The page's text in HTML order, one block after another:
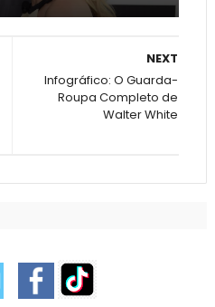
NEXT
Infográfico: O Guarda-
Roupa Completo de
Walter White